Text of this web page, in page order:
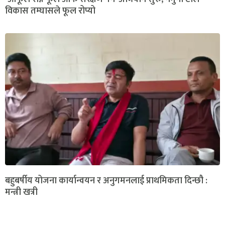
विकास तम्घासले फूल रोप्यो
बहुबर्षीय योजना कार्यान्वयन र अनुगमनलाई प्राथमिकता दिन्छौ :
मन्त्री खत्री